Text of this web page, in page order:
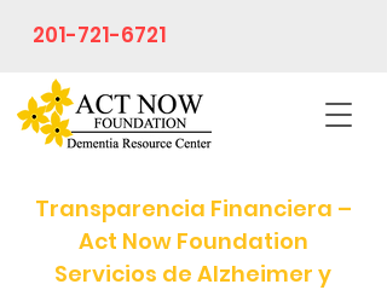
201-721-6721
Transparencia Financiera –
Act Now Foundation
Servicios de Alzheimer y